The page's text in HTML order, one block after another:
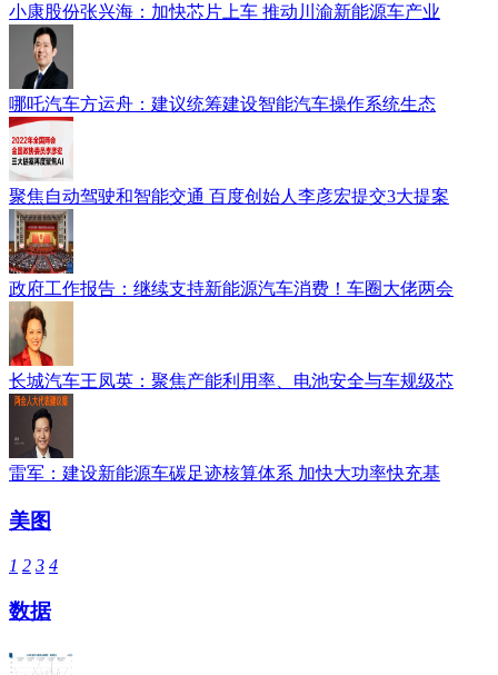
小康股份张兴海：加快芯片上车 推动川渝新能源车产业
哪吒汽车方运舟：建议统筹建设智能汽车操作系统生态
聚焦自动驾驶和智能交通 百度创始人李彦宏提交3大提案
政府工作报告：继续支持新能源汽车消费！车圈大佬两会
长城汽车王凤英：聚焦产能利用率、电池安全与车规级芯
雷军：建设新能源车碳足迹核算体系 加快大功率快充基
美图
1 2 3 4
数据